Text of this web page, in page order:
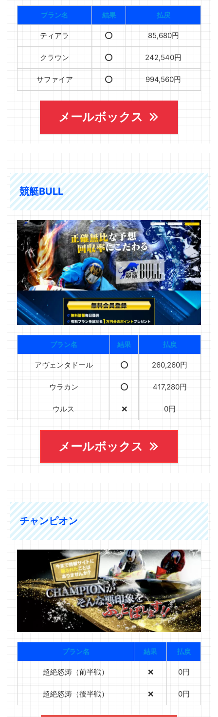
プラン名 結果 払戻
ティアラ ⭕️ 85,680円
クラウン ⭕️ 242,540円
サファイア ⭕️ 994,560円
メールボックス
競艇BULL
プラン名 結果 払戻
アヴェンタドール ⭕️ 260,260円
ウラカン ⭕️ 417,280円
ウルス ❌ 0円
メールボックス
チャンピオン
プラン名 結果 払戻
超絶怒涛（前半戦） ❌ 0円
超絶怒涛（後半戦） ❌ 0円